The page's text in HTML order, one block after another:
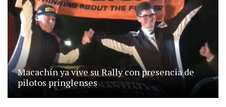
Macachín ya vive su Rally con presencia de
pilotos pringlenses